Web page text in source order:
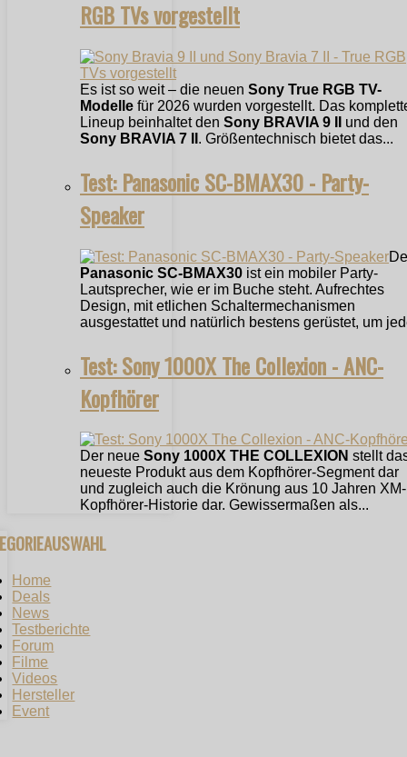
RGB TVs vorgestellt
Es ist so weit – die neuen Sony True RGB TV-
Modelle für 2026 wurden vorgestellt. Das
Lineup beinhaltet den Sony BRAVIA 9 II
und den
Sony BRAVIA 7 II . Größentechnisch bietet das...
Test: Panasonic SC-BMAX30 - Party-
Speaker
Panasonic SC-BMAX30 ist ein mobiler Party-
Lautsprecher, wie er im Buche steht. Aufrechtes
Design, mit etlichen Schaltermechanismen
ausgestattet und natürlich bestens gerüstet, um
Test: Sony 1000X The Collexion - ANC-
Kopfhörer
Der neue Sony 1000X THE COLLEXION stellt
neueste Produkt aus dem Kopfhörer-Segment dar
und zugleich auch die Krönung aus 10 Jahren XM-
Kopfhörer-Historie dar. Gewissermaßen als...
Home
Deals
News
Testberichte
Forum
Filme
Videos
Hersteller
Event